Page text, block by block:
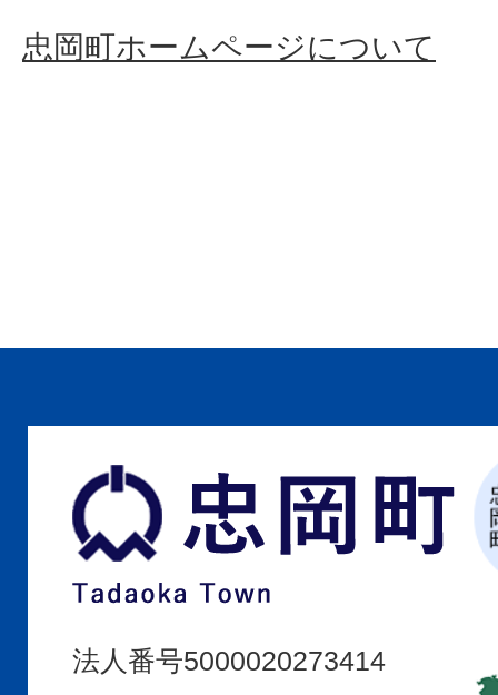
忠岡町ホームページについて
忠
岡
町
Tadaoka
Town
法人番号5000020273414